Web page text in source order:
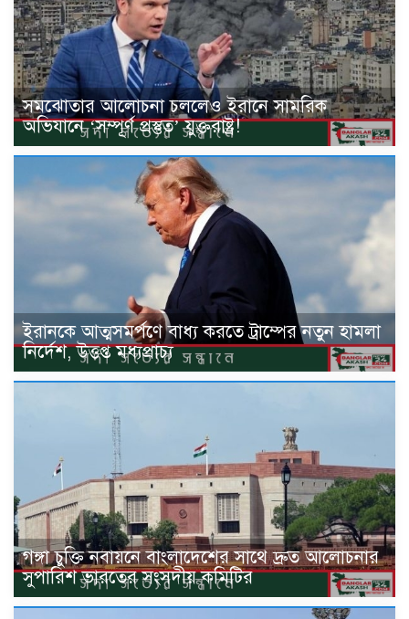
সমঝোতার আলোচনা চললেও ইরানে সামরিক
অভিযানে ‘সম্পূর্ণ প্রস্তুত’ যুক্তরাষ্ট্র!
ইরানকে আত্মসমর্পণে বাধ্য করতে ট্রাম্পের নতুন হামলা
নির্দেশ, উত্তপ্ত মধ্যপ্রাচ্য
গঙ্গা চুক্তি নবায়নে বাংলাদেশের সাথে দ্রুত আলোচনার
সুপারিশ ভারতের সংসদীয় কমিটির